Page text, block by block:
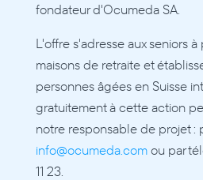
fondateur d'Ocumeda SA.
L'offre s'adresse aux seniors
maisons de retraite et
personnes âgées en Suisse
gratuitement à cette action
info@ocumeda.com ou par
11 23.